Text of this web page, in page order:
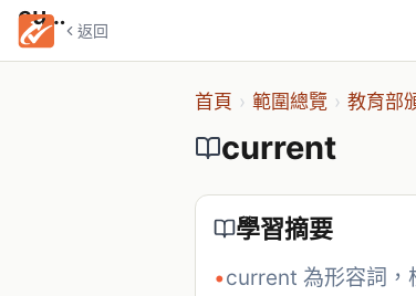
返回
current
首頁 › 範圍總覽 › 教育部
current
學習摘要
•current 為形容詞，